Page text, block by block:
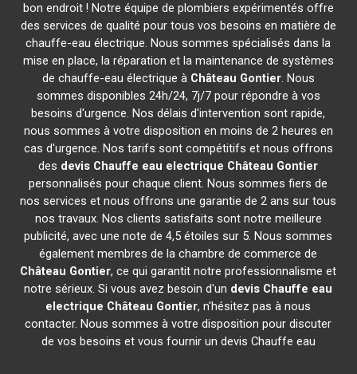
bon endroit ! Notre équipe de plombiers expérimentés offre
des services de qualité pour tous vos besoins en matière de
chauffe-eau électrique. Nous sommes spécialisés dans la
mise en place, la réparation et la maintenance de systèmes
de chauffe-eau électrique à Château Gontier. Nous
sommes disponibles 24h/24, 7j/7 pour répondre à vos
besoins d'urgence. Nos délais d'intervention sont rapide,
nous sommes à votre disposition en moins de 2 heures en
cas d'urgence. Nos tarifs sont compétitifs et nous offrons
des devis Chauffe eau electrique Château Gontier
personnalisés pour chaque client. Nous sommes fiers de
nos services et nous offrons une garantie de 2 ans sur tous
nos travaux. Nos clients satisfaits sont notre meilleure
publicité, avec une note de 4,5 étoiles sur 5. Nous sommes
également membres de la chambre de commerce de
Château Gontier, ce qui garantit notre professionnalisme et
notre sérieux. Si vous avez besoin d'un devis Chauffe eau
electrique Château Gontier, n'hésitez pas à nous
contacter. Nous sommes à votre disposition pour discuter
de vos besoins et vous fournir un devis Chauffe eau